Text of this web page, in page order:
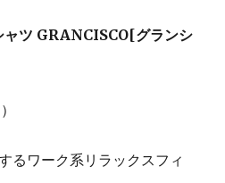
ャツ GRANCISCO[グランシ
るワーク系リラックスフィ